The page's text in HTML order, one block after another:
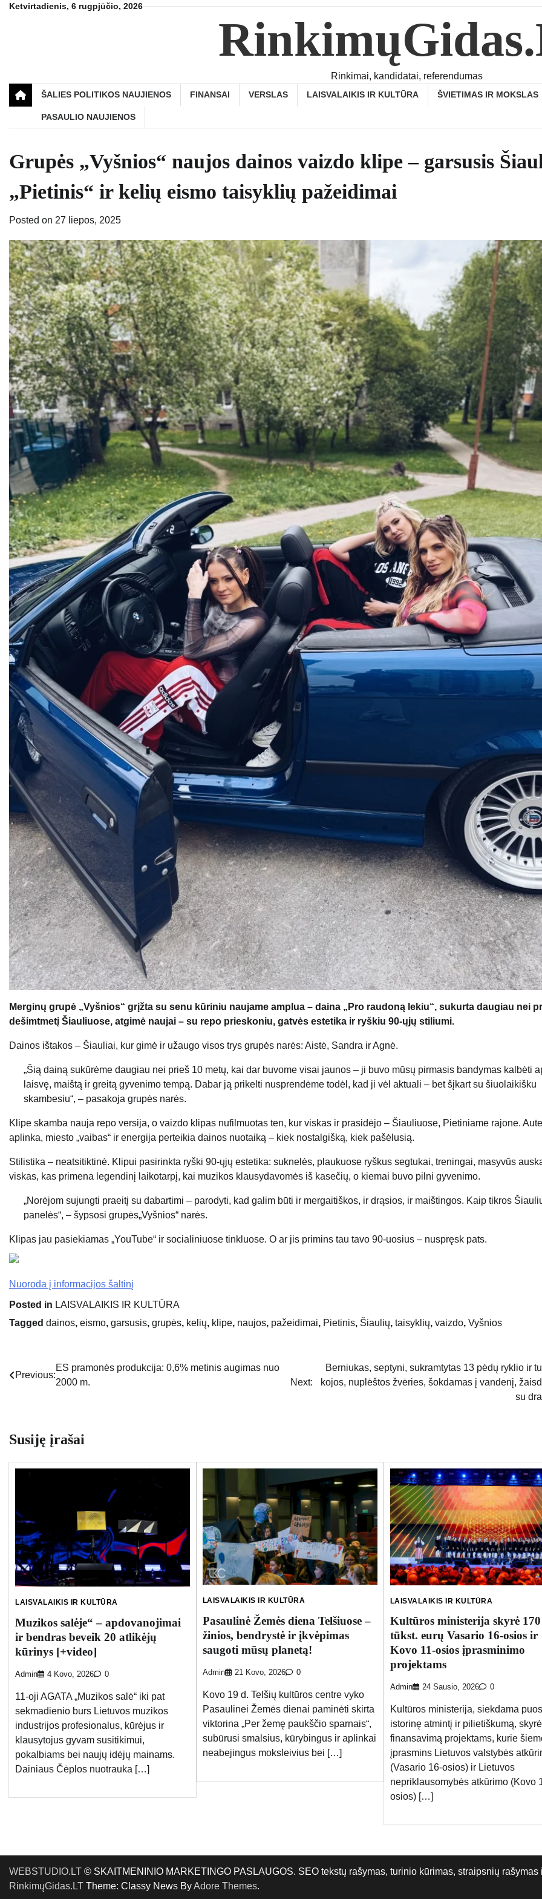
SkipKetvirtadienis, 6 rugpjūčio, 2026
Rinkimai, kandidatai, referendumas
ŠALIES POLITIKOS NAUJIENOS FINANSAI VERSLAS LAISVALAIKIS IR KULTŪRA ŠVIETIMAS IR MOKSLAS
PASAULIO NAUJIENOS
Grupės „Vyšnios“ naujos dainos vaizdo klipe – garsusis
„Pietinis“ ir kelių eismo taisyklių pažeidimai
Posted on 27 liepos, 2025
Merginų grupė „Vyšnios“ grįžta su senu kūriniu naujame amplua – daina „Pro raudoną lekiu“, sukurta daugiau nei
dešimtmetį Šiauliuose, atgimė naujai – su repo prieskoniu, gatvės estetika ir ryškiu 90-ųjų stiliumi.
Dainos ištakos – Šiauliai, kur gimė ir užaugo visos trys grupės narės: Aistė, Sandra ir Agnė.
„Šią dainą sukūrėme daugiau nei prieš 10 metų, kai dar buvome visai jaunos – ji buvo mūsų pirmasis bandymas kalbėti
laisvę, maištą ir greitą gyvenimo tempą. Dabar ją prikelti nusprendėme todėl, kad ji vėl aktuali – bet šįkart su šiuolaikišku
skambesiu“, – pasakoja grupės narės.
Klipe skamba nauja repo versija, o vaizdo klipas nufilmuotas ten, kur viskas ir prasidėjo – Šiauliuose, Pietiniame rajone.
aplinka, miesto „vaibas“ ir energija perteikia dainos nuotaiką – kiek nostalgišką, kiek pašėlusią.
Stilistika – neatsitiktinė. Klipui pasirinkta ryški 90-ųjų estetika: suknelės, plaukuose ryškus segtukai, treningai, masyvūs
viskas, kas primena legendinį laikotarpį, kai muzikos klausydavomės iš kasečių, o kiemai buvo pilni gyvenimo.
„Norėjom sujungti praeitį su dabartimi – parodyti, kad galim būti ir mergaitiškos, ir drąsios, ir maištingos. Kaip tikros
panelės“, – šypsosi grupės„Vyšnios“ narės.
Klipas jau pasiekiamas „YouTube“ ir socialiniuose tinkluose. O ar jis primins tau tavo 90-uosius – nuspręsk pats.
Nuoroda į informacijos šaltinį
Posted in LAISVALAIKIS IR KULTŪRA
Tagged dainos, eismo, garsusis, grupės, kelių, klipe, naujos, pažeidimai, Pietinis, Šiaulių, taisyklių, vaizdo, Vyšnios
Navigacija
Previous:
ES pramonės produkcija: 0,6% metinis augimas nuo
2000 m.
Next:
Berniukas, septyni, sukramtytas 13 pėdų ryklio ir
kojos, nuplėštos žvėries, šokdamas į vandenį,
su
Susiję įrašai
LAISVALAIKIS IR KULTŪRA
Muzikos salėje“ – apdovanojimai
ir bendras beveik 20 atlikėjų
kūrinys [+video]
Admin 4 Kovo, 2026 0
11-oji AGATA „Muzikos salė“ iki pat
sekmadienio burs Lietuvos muzikos
industrijos profesionalus, kūrėjus ir
klausytojus gyvam susitikimui,
pokalbiams bei naujų idėjų mainams.
Dainiaus Čėplos nuotrauka […]
LAISVALAIKIS IR KULTŪRA
Pasaulinė Žemės diena Telšiuose –
žinios, bendrystė ir įkvėpimas
saugoti mūsų planetą!
Admin 21 Kovo, 2026 0
Kovo 19 d. Telšių kultūros centre vyko
Pasaulinei Žemės dienai paminėti skirta
viktorina „Per žemę paukščio sparnais“,
subūrusi smalsius, kūrybingus ir aplinkai
neabejingus moksleivius bei […]
LAISVALAIKIS IR KULTŪRA
Kultūros ministerija skyrė 170
tūkst. eurų Vasario 16-osios ir
Kovo 11-osios įprasminimo
projektams
Admin 24 Sausio, 2026 0
Kultūros ministerija, siekdama
istorinę atmintį ir pilietiškumą, skyrė
finansavimą projektams, kurie
įprasmins Lietuvos valstybės
(Vasario 16-osios) ir Lietuvos
nepriklausomybės atkūrimo (Kovo
osios) […]
WEBSTUDIO.LT © SKAITMENINIO MARKETINGO PASLAUGOS. SEO tekstų rašymas, turinio kūrimas, straipsnių
RinkimųGidas.LT Theme: Classy News ByAdore Themes.